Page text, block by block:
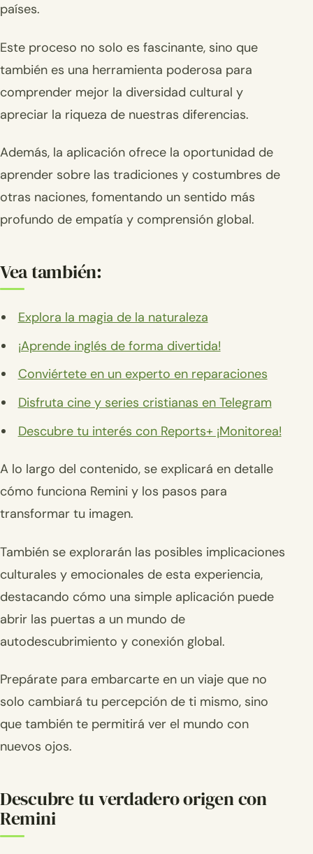
países.
Este proceso no solo es fascinante, sino que
también es una herramienta poderosa para
comprender mejor la diversidad cultural y
apreciar la riqueza de nuestras diferencias.
Además, la aplicación ofrece la oportunidad de
aprender sobre las tradiciones y costumbres de
otras naciones, fomentando un sentido más
profundo de empatía y comprensión global.
Vea también:
Explora la magia de la naturaleza
¡Aprende inglés de forma divertida!
Conviértete en un experto en reparaciones
Disfruta cine y series cristianas en Telegram
Descubre tu interés con Reports+ ¡Monitorea!
A lo largo del contenido, se explicará en detalle
cómo funciona Remini y los pasos para
transformar tu imagen.
También se explorarán las posibles implicaciones
culturales y emocionales de esta experiencia,
destacando cómo una simple aplicación puede
abrir las puertas a un mundo de
autodescubrimiento y conexión global.
Prepárate para embarcarte en un viaje que no
solo cambiará tu percepción de ti mismo, sino
que también te permitirá ver el mundo con
nuevos ojos.
Descubre tu verdadero origen con
Remini